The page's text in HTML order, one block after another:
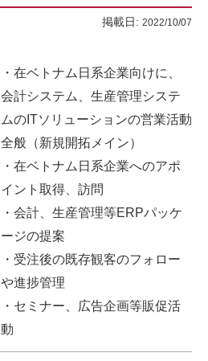
掲載日: 2022/10/07
・在ベトナム日系企業向けに、
会計システム、生産管理システ
ムのITソリューションの営業活動
全般（新規開拓メイン）
・在ベトナム日系企業へのアポ
イント取得、訪問
・会計、生産管理等ERPパッケ
ージの提案
・受注後の既存観客のフォロー
や進捗管理
・セミナー、広告企画等販促活
動